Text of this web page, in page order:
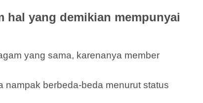
hal yang demikian mempunyai
yang sama, karenanya member
nampak berbeda-beda menurut status